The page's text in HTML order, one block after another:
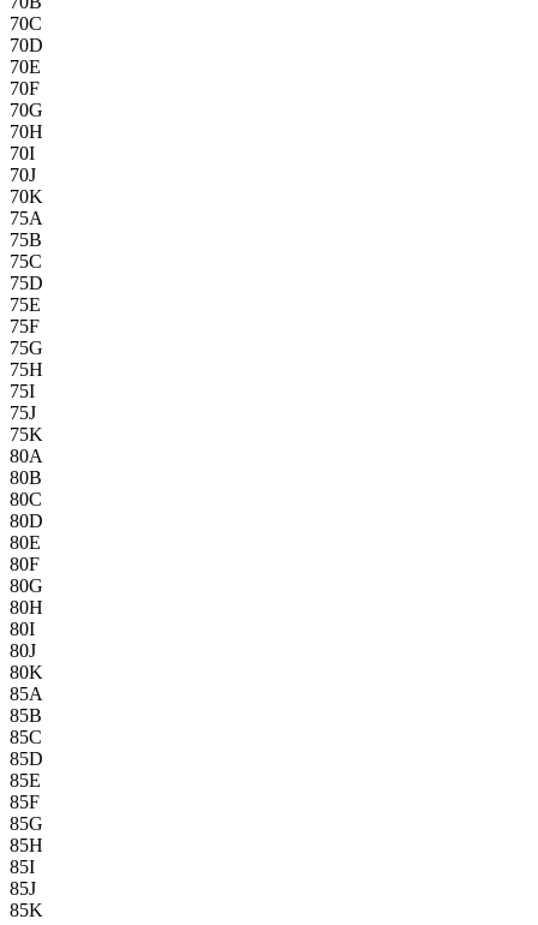
70C
70D
70E
70F
70G
70H
70I
70J
70K
75A
75B
75C
75D
75E
75F
75G
75H
75I
75J
75K
80A
80B
80C
80D
80E
80F
80G
80H
80I
80J
80K
85A
85B
85C
85D
85E
85F
85G
85H
85I
85J
85K